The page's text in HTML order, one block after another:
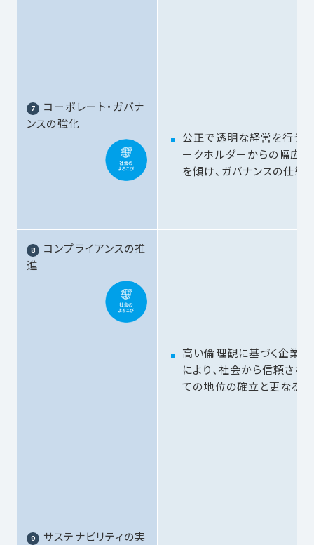
コーポレート・ガバナ
ンスの強化
公正で透明な経営を行うた
ークホルダーからの幅広
を傾け、ガバナンスの仕組
コンプライアンスの推
進
高い倫理観に基づく企業
により、社会から信頼され
ての地位の確立と更なる向
サステナビリティの実